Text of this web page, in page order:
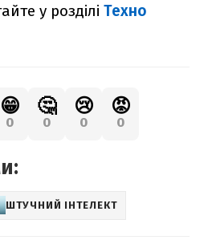
у розділі Техно
😁
0
🤔
0
😢
0
😡
0
ШТУЧНИЙ ІНТЕЛЕКТ